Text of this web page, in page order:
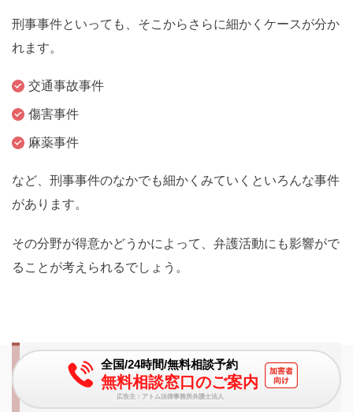
刑事事件といっても、そこからさらに細かくケースが分か
れます。
交通事故事件
傷害事件
麻薬事件
など、刑事事件のなかでも細かくみていくといろんな事件
があります。
その分野が得意かどうかによって、弁護活動にも影響がで
ることが考えられるでしょう。
国選弁護士のやる気のなさが
不安な方へ
全国/24時間/無料相談予約
無料相談窓口のご案内
広告主：アトム法律事務所弁護士法人